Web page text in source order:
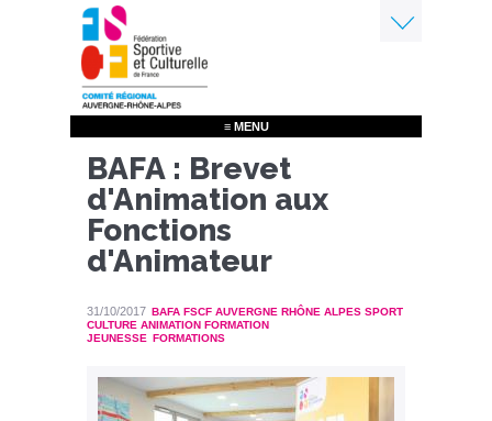
Aller
au
contenu
principal
≡ MENU
BAFA : Brevet
d'Animation aux
Fonctions
d'Animateur
31/10/2017 BAFA FSCF AUVERGNE RHÔNE ALPES SPORT
CULTURE ANIMATION FORMATION
JEUNESSE FORMATIONS